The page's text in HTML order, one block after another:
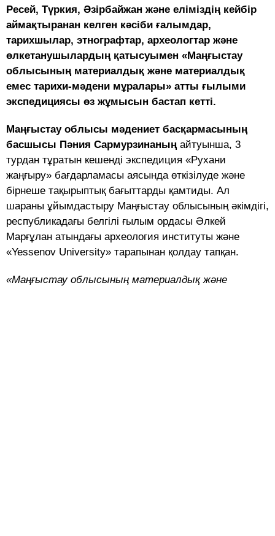
Ресей, Түркия, Әзірбайжан және еліміздің кейбір
аймақтыранан келген кәсіби ғалымдар,
тарихшылар, этнографтар, археологтар және
өлкетанушылардың қатысуымен «Маңғыстау
облысының материалдық және материалдық
емес тарихи-мәдени мұралары» атты ғылыми
экспедициясы өз жұмысын бастап кетті.
Маңғыстау облысы мәдениет басқармасының
басшысы Пәния Сармурзинаның айтуынша, 3
турдан тұратын кешенді экспедиция «Рухани
жаңғыру» бағдарламасы аясында өткізілуде және
бірнеше тақырыптық бағыттарды қамтиды. Ал
шараны ұйымдастыру Маңғыстау облысының әкімдігі,
республикадағы белгілі ғылым ордасы Әлкей
Марғұлан атындағы археология институты және
«Yessenov University» тарапынан қолдау тапқан.
«Маңғыстау облысының материалдық және